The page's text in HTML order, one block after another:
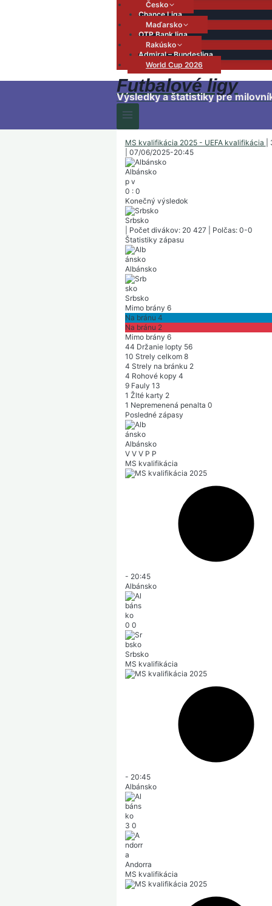
Česko
Chance Liga
Maďarsko
OTP Bank liga
Rakúsko
Admiral – Bundesliga
World Cup 2026
Futbalové ligy
Výsledky a štatistiky pre
MS kvalifikácia 2025 - UEFA kvalifikácia
07/06/2025-20:45
Albánsko
p v
0 : 0
Konečný výsledok
Srbsko
Počet divákov: 20 427
Polčas: 0-0
Štatistiky zápasu
Albánsko
Srbsko
Mimo brány 6
Na bránu 4
Na bránu 2
Mimo brány 6
44 Držanie lopty 56
10 Strely celkom 8
4 Strely na bránku 2
4 Rohové kopy 4
9 Fauly 13
1 Žlté karty 2
1 Nepremenená penalta 0
Posledné zápasy
Albánsko
V V V P P
MS kvalifikácia
- 20:45
Albánsko
0 0
Srbsko
MS kvalifikácia
- 20:45
Albánsko
3 0
Andorra
MS kvalifikácia